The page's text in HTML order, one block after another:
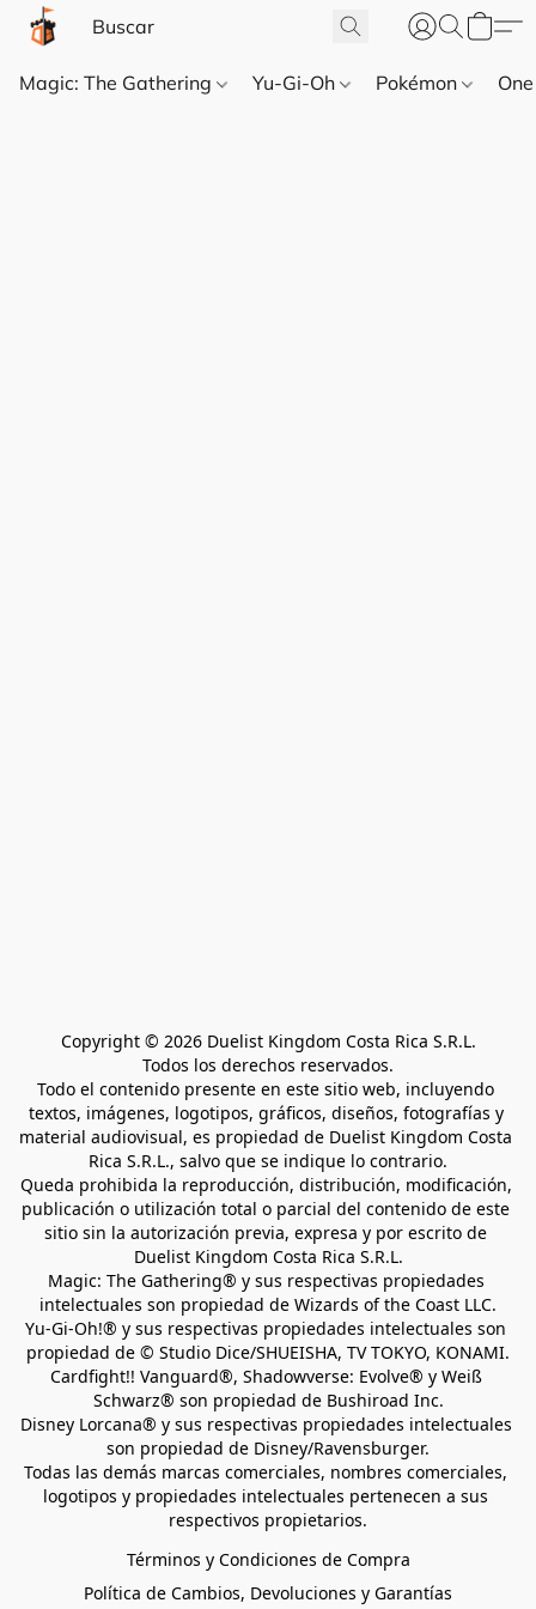
Magic: The Gathering Yu-Gi-Oh Pokémon
Copyright © 2026 Duelist Kingdom Costa Rica S.R.L.
Todos los derechos reservados.
Todo el contenido presente en este sitio web, incluyendo
textos, imágenes, logotipos, gráficos, diseños, fotografías y
material audiovisual, es propiedad de Duelist Kingdom Costa
Rica S.R.L., salvo que se indique lo contrario.
Queda prohibida la reproducción, distribución, modificación,
publicación o utilización total o parcial del contenido de este
sitio sin la autorización previa, expresa y por escrito de
Duelist Kingdom Costa Rica S.R.L.
Magic: The Gathering® y sus respectivas propiedades
intelectuales son propiedad de Wizards of the Coast LLC.
Yu-Gi-Oh!® y sus respectivas propiedades intelectuales son
propiedad de © Studio Dice/SHUEISHA, TV TOKYO, KONAMI.
Cardfight!! Vanguard®, Shadowverse: Evolve® y Weiß
Schwarz® son propiedad de Bushiroad Inc.
Disney Lorcana® y sus respectivas propiedades intelectuales
son propiedad de Disney/Ravensburger.
Todas las demás marcas comerciales, nombres comerciales,
logotipos y propiedades intelectuales pertenecen a sus
respectivos propietarios.
Términos y Condiciones de Compra
Política de Cambios, Devoluciones y Garantías